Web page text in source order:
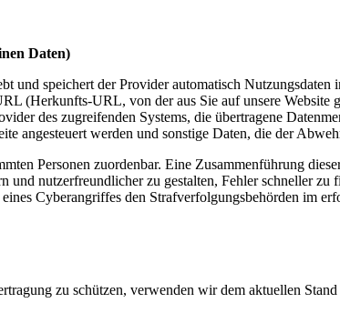
Daten)
und speichert der Provider automatisch
(Herkunfts-URL, von der aus Sie auf unsere
des zugreifenden Systems, die übertragene
angesteuert werden und sonstige Daten, die der
Personen zuordenbar. Eine Zusammenführung
und nutzerfreundlicher zu gestalten, Fehler schneller
Cyberangriffes den Strafverfolgungsbehörden im
zu schützen, verwenden wir dem aktuellen